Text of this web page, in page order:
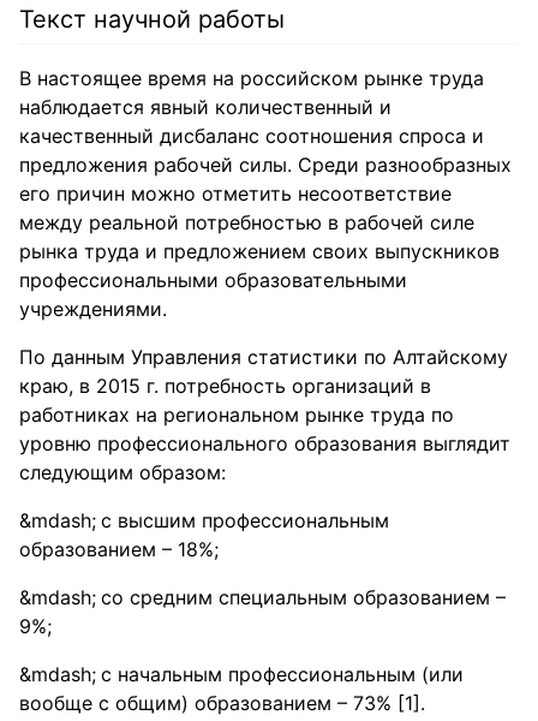
Текст научной работы
В настоящее время на российском рынке труда
наблюдается явный количественный и
качественный дисбаланс соотношения спроса и
предложения рабочей силы. Среди разнообразных
его причин можно отметить несоответствие
между реальной потребностью в рабочей силе
рынка труда и предложением своих выпускников
профессиональными образовательными
учреждениями.
По данным Управления статистики по Алтайскому
краю, в 2015 г. потребность организаций в
работниках на региональном рынке труда по
уровню профессионального образования выглядит
следующим образом:
с высшим профессиональным
образованием – 18%;
со средним специальным образованием –
9%;
с начальным профессиональным (или
вообще с общим) образованием – 73% [1].